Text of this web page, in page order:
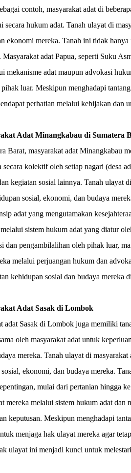
contoh, masyarakat adat di
secara hukum adat. Tanah ulayat di
ekonomi mereka. Tanah ini tidak
Masyarakat adat Papua, seperti Suku
mekanisme adat maupun advokasi
luar. Meskipun menghadapi
perhatian melalui kebijakan dan
Adat Minangkabau di Sumatera
Barat, masyarakat adat Minangkabau
kolektif oleh setiap nagari (desa
kegiatan sosial lainnya. Tanah ulayat
sosial, ekonomi, dan budaya
adat yang mengutamakan
sistem hukum adat yang diatur
dan pengambilalihan oleh pihak luar,
melalui perjuangan hukum dan
kehidupan sosial dan budaya mereka
Adat Sasak di Lombok
adat Sasak di Lombok juga memiliki
oleh masyarakat adat untuk
mereka. Tanah ulayat di
ekonomi, dan budaya mereka.
mulai dari pertanian hingga
mereka melalui sistem hukum adat dan
keputusan. Meskipun menghadapi
menjaga hak ulayat mereka agar
ulayat ini menjadi kunci untuk